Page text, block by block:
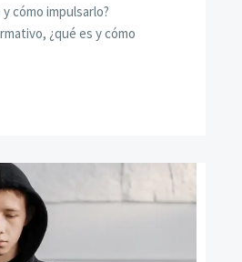
cómo impulsarlo?
¿qué es y cómo